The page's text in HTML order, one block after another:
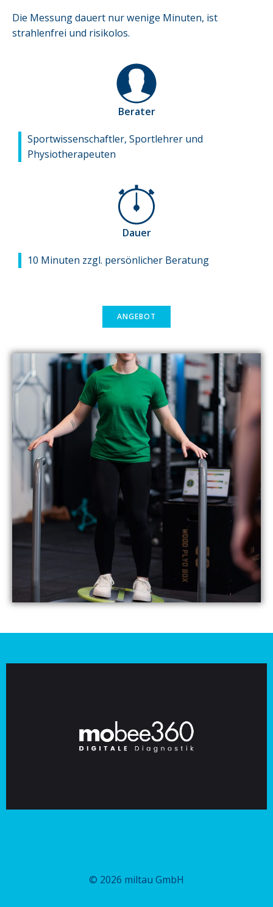
Die Messung dauert nur wenige Minuten, ist
strahlenfrei und risikolos.
Berater
Sportwissenschaftler, Sportlehrer und
Physiotherapeuten
Dauer
10 Minuten zzgl. persönlicher Beratung
ANGEBOT
© 2026 miltau GmbH